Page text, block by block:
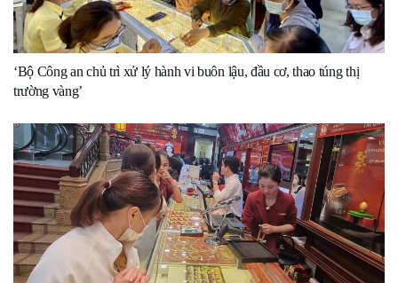
‘Bộ Công an chủ trì xử lý hành vi buôn lậu, đầu cơ, thao túng thị
trường vàng’